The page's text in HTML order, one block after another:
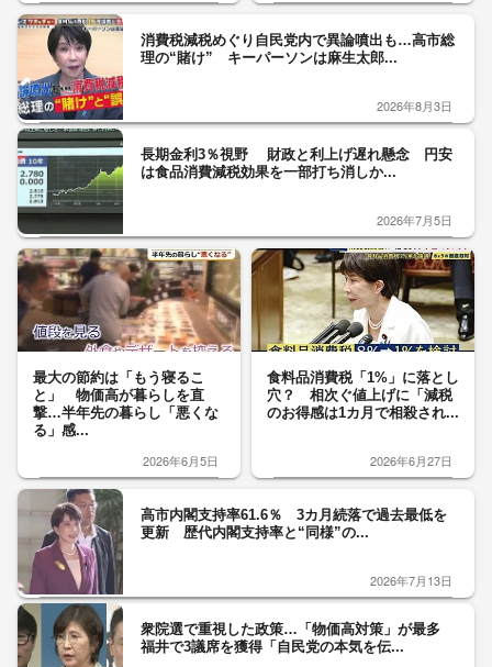
消費税減税めぐり自民党内で異論噴出も…高市総
理の“賭け” キーパーソンは麻生太郎...
2026年8月3日
長期金利3％視野 財政と利上げ遅れ懸念 円安
は食品消費減税効果を一部打ち消しか...
2026年7月5日
最大の節約は「もう寝るこ
と」 物価高が暮らしを直
撃…半年先の暮らし「悪くな
る」感...
2026年6月5日
食料品消費税「1%」に落とし
穴？ 相次ぐ値上げに「減税
のお得感は1カ月で相殺され...
2026年6月27日
高市内閣支持率61.6％ 3カ月続落で過去最低を
更新 歴代内閣支持率と“同様”の...
2026年7月13日
衆院選で重視した政策…「物価高対策」が最多
福井で3議席を獲得「自民党の本気を伝...